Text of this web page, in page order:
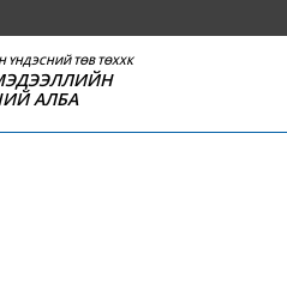
ҮНДЭСНИЙ ТӨВ ТӨХХК
АЛБА